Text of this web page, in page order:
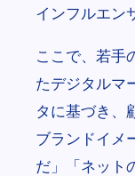
インフルエン
ここで、若手
たデジタルマ
タに基づき、
ブランドイメ
だ」「ネット